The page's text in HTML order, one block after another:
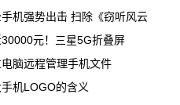
机强势出击 扫除《窃听风云
元！三星5G折叠屏
脑远程管理手机文件
机LOGO的含义